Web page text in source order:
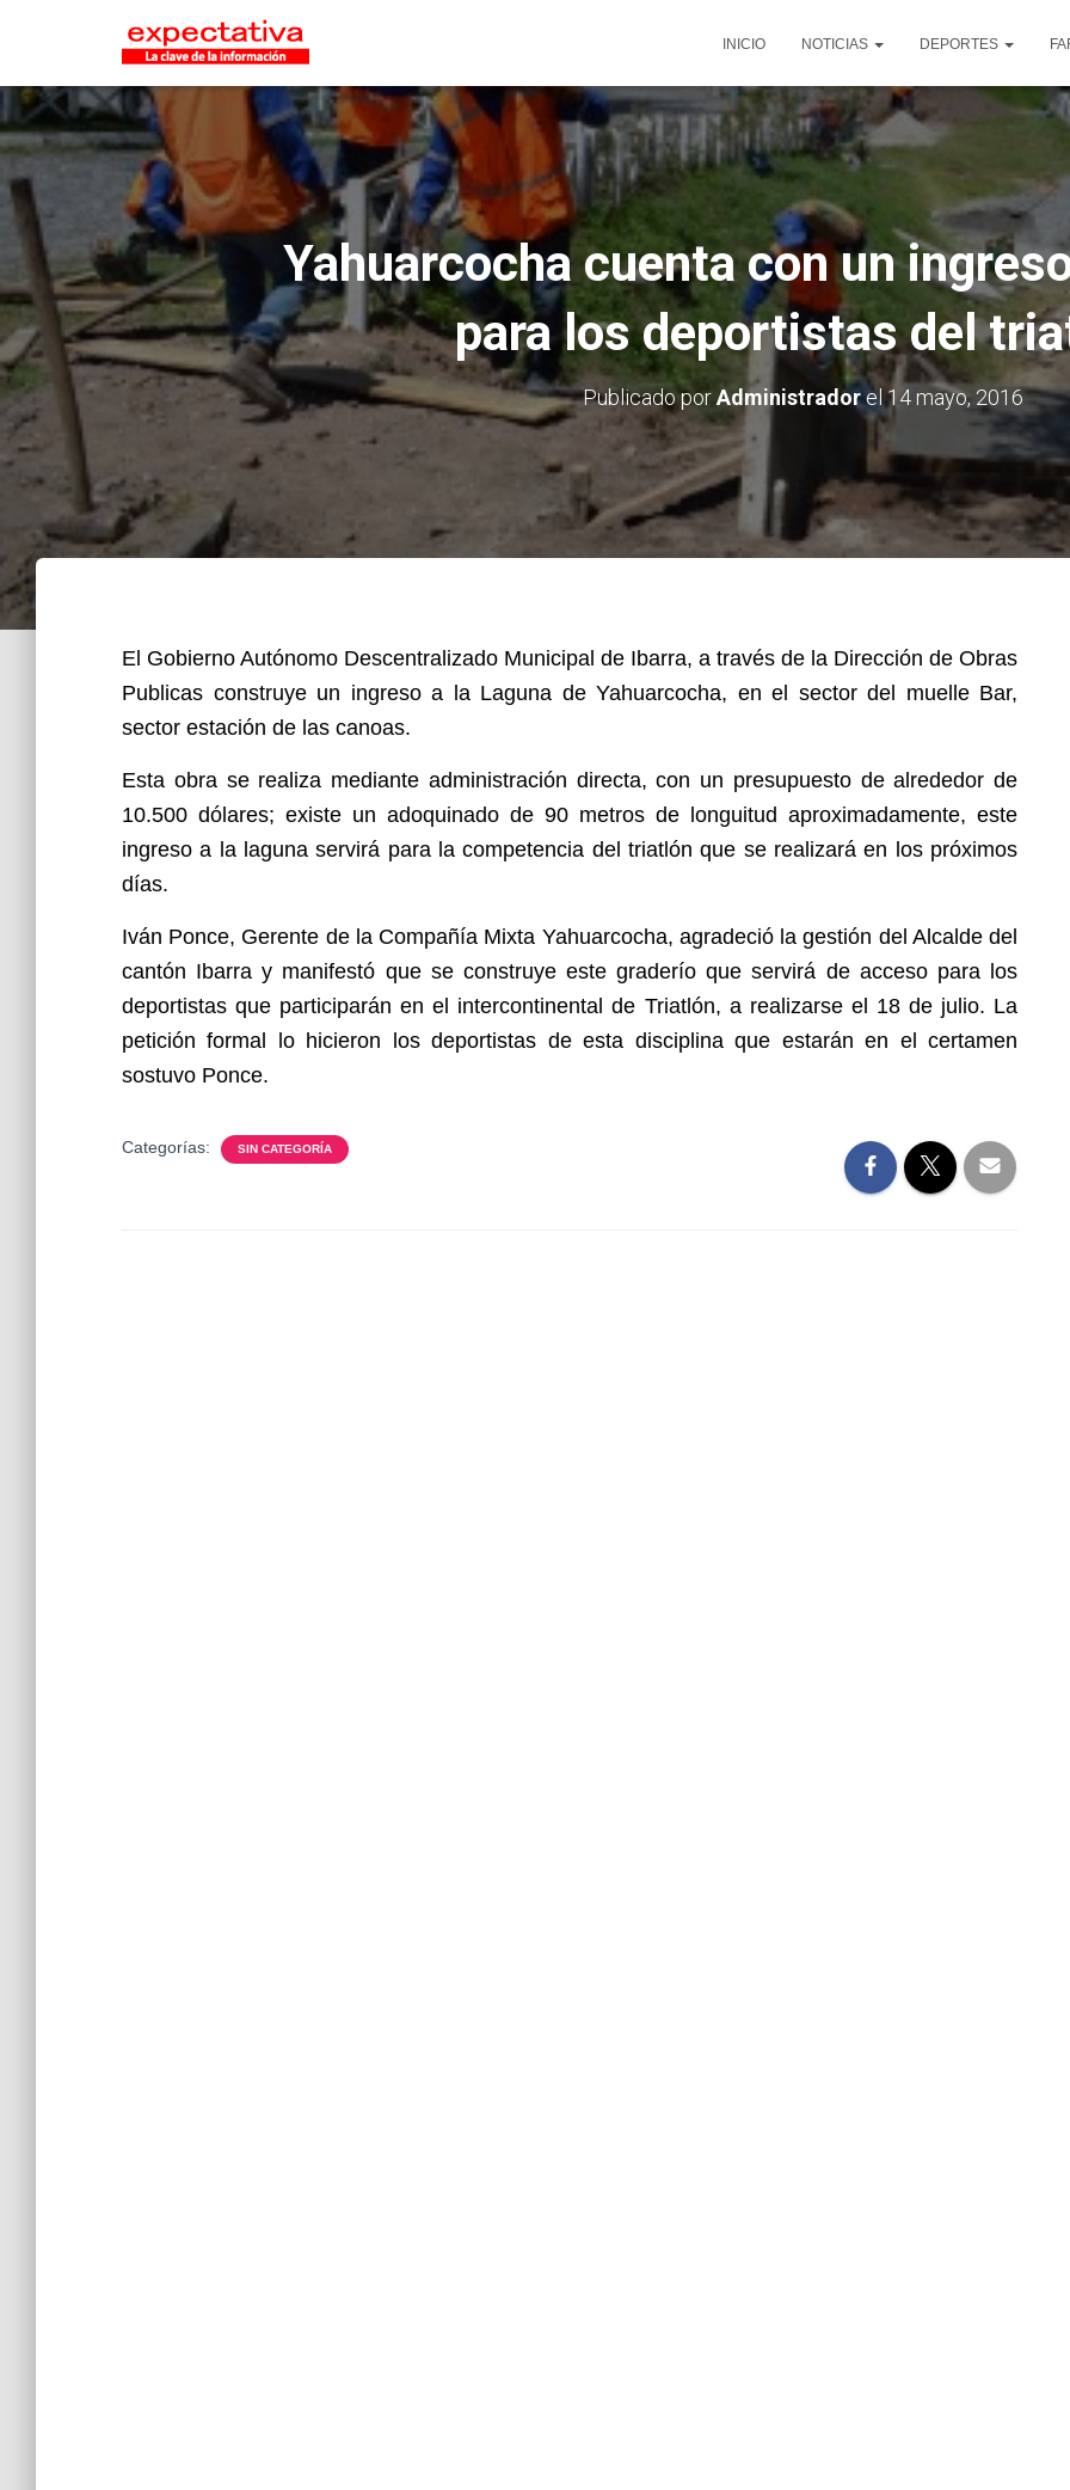
INICIO NOTICIAS DEPORTES
Yahuarcocha cuenta con un
para los deportistas del
Publicado porAdministradorel14 mayo, 2016
El Gobierno Autónomo Descentralizado Municipal de Ibarra, a través de la Dirección de Obras
Publicas construye un ingreso a la Laguna de Yahuarcocha, en el sector del muelle Bar,
sector estación de las canoas.
Esta obra se realiza mediante administración directa, con un presupuesto de alrededor de
10.500 dólares; existe un adoquinado de 90 metros de longuitud aproximadamente, este
ingreso a la laguna servirá para la competencia del triatlón que se realizará en los próximos
días.
Iván Ponce, Gerente de la Compañía Mixta Yahuarcocha, agradeció la gestión del Alcalde del
cantón Ibarra y manifestó que se construye este graderío que servirá de acceso para los
deportistas que participarán en el intercontinental de Triatlón, a realizarse el 18 de julio. La
petición formal lo hicieron los deportistas de esta disciplina que estarán en el certamen
sostuvo Ponce.
Categorías: SIN CATEGORÍA